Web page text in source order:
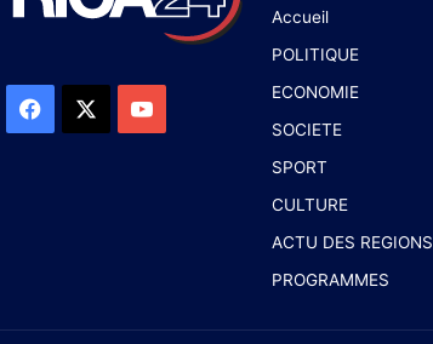
Accueil
POLITIQUE
ECONOMIE
SOCIETE
SPORT
CULTURE
ACTU DES REGIONS
PROGRAMMES